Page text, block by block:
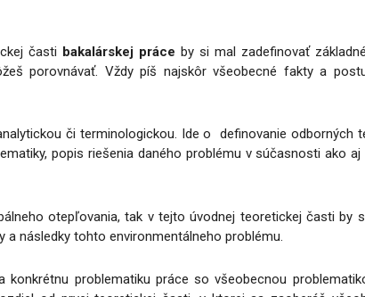
časti bakalárskej práce by si mal zadefinovať
porovnávať. Vždy píš najskôr všeobecné fakty a
či terminologickou. Ide o definovanie odborných
popis riešenia daného problému v súčasnosti ako
otepľovania, tak v tejto úvodnej teoretickej časti by
následky tohto environmentálneho problému.
konkrétnu problematiku práce so všeobecnou